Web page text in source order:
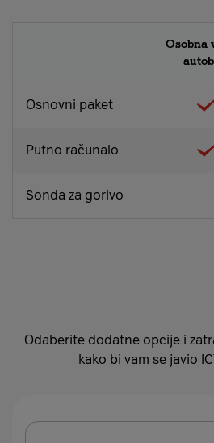
Osobna
Osnovni paket
Putno računalo
Sonda za gorivo
Odaberite dodatne opcije i
kako bi vam se javio